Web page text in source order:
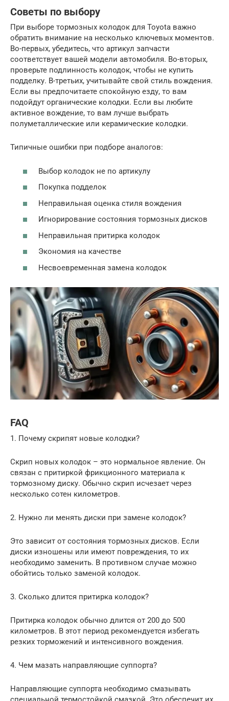
Советы по выбору
При выборе тормозных колодок для Toyota важно
обратить внимание на несколько ключевых моментов.
Во-первых, убедитесь, что артикул запчасти
соответствует вашей модели автомобиля. Во-вторых,
проверьте подлинность колодок, чтобы не купить
подделку. В-третьих, учитывайте свой стиль вождения.
Если вы предпочитаете спокойную езду, то вам
подойдут органические колодки. Если вы любите
активное вождение, то вам лучше выбрать
полуметаллические или керамические колодки.
Типичные ошибки при подборе аналогов:
Выбор колодок не по артикулу
Покупка подделок
Неправильная оценка стиля вождения
Игнорирование состояния тормозных дисков
Неправильная притирка колодок
Экономия на качестве
Несвоевременная замена колодок
FAQ
1. Почему скрипят новые колодки?
Скрип новых колодок – это нормальное явление. Он
связан с притиркой фрикционного материала к
тормозному диску. Обычно скрип исчезает через
несколько сотен километров.
2. Нужно ли менять диски при замене колодок?
Это зависит от состояния тормозных дисков. Если
диски изношены или имеют повреждения, то их
необходимо заменить. В противном случае можно
обойтись только заменой колодок.
3. Сколько длится притирка колодок?
Притирка колодок обычно длится от 200 до 500
километров. В этот период рекомендуется избегать
резких торможений и интенсивного вождения.
4. Чем мазать направляющие суппорта?
Направляющие суппорта необходимо смазывать